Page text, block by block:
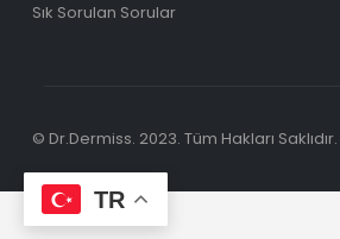
Sık Sorulan Sorular
© Dr.Dermiss. 2023. Tüm Hakları Saklıdır.
TR